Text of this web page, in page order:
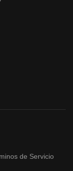
de Servicio